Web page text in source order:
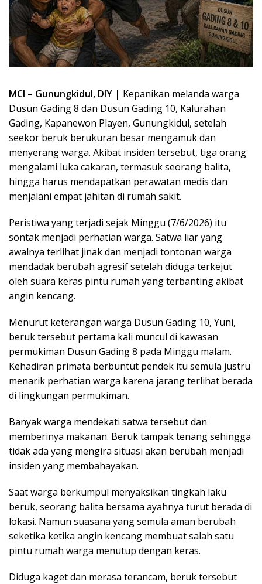
MCI – Gunungkidul, DIY | Kepanikan melanda warga
Dusun Gading 8 dan Dusun Gading 10, Kalurahan
Gading, Kapanewon Playen, Gunungkidul, setelah
seekor beruk berukuran besar mengamuk dan
menyerang warga. Akibat insiden tersebut, tiga orang
mengalami luka cakaran, termasuk seorang balita,
hingga harus mendapatkan perawatan medis dan
menjalani empat jahitan di rumah sakit.
Peristiwa yang terjadi sejak Minggu (7/6/2026) itu
sontak menjadi perhatian warga. Satwa liar yang
awalnya terlihat jinak dan menjadi tontonan warga
mendadak berubah agresif setelah diduga terkejut
oleh suara keras pintu rumah yang terbanting akibat
angin kencang.
Menurut keterangan warga Dusun Gading 10, Yuni,
beruk tersebut pertama kali muncul di kawasan
permukiman Dusun Gading 8 pada Minggu malam.
Kehadiran primata berbuntut pendek itu semula justru
menarik perhatian warga karena jarang terlihat berada
di lingkungan permukiman.
Banyak warga mendekati satwa tersebut dan
memberinya makanan. Beruk tampak tenang sehingga
tidak ada yang mengira situasi akan berubah menjadi
insiden yang membahayakan.
Saat warga berkumpul menyaksikan tingkah laku
beruk, seorang balita bersama ayahnya turut berada di
lokasi. Namun suasana yang semula aman berubah
seketika ketika angin kencang membuat salah satu
pintu rumah warga menutup dengan keras.
Diduga kaget dan merasa terancam, beruk tersebut